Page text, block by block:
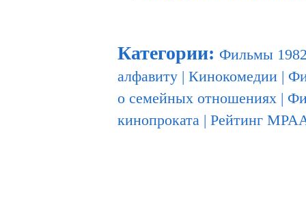
Категории: Фильмы
алфавиту | Кинокомедии |
о семейных отношениях |
кинопроката | Рейтинг